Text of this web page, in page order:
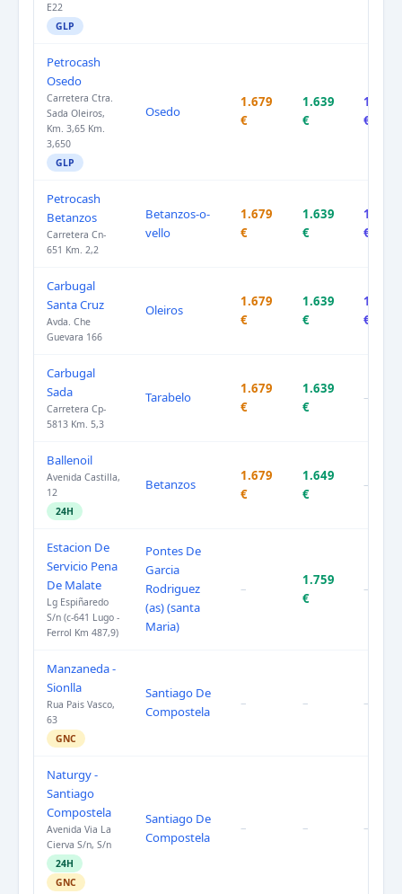
E22
GLP
Petrocash
Osedo
Carretera Ctra.
Sada Oleiros,
Km. 3,65 Km.
3,650
GLP
Osedo
1.679
€
1.639
€
1.779
€
Petrocash
Betanzos
Carretera Cn-
651 Km. 2,2
Betanzos-o-
vello
1.679
€
1.639
€
1.779
€
Carbugal
Santa Cruz
Avda. Che
Guevara 166
Oleiros
1.679
€
1.639
€
1.779
€
Carbugal
Sada
Carretera Cp-
5813 Km. 5,3
Tarabelo
1.679
€
1.639
€
–
Ballenoil
Avenida Castilla,
12
24H
Betanzos
1.679
€
1.649
€
–
Estacion De
Servicio Pena
De Malate
Lg Espiñaredo
S/n (c-641 Lugo -
Ferrol Km 487,9)
Pontes De
Garcia
Rodriguez
(as) (santa
Maria)
–
1.759
€
–
Manzaneda -
Sionlla
Rua Pais Vasco,
63
GNC
Santiago De
Compostela
– – –
Naturgy -
Santiago
Compostela
Avenida Via La
Cierva S/n, S/n
24H
GNC
Santiago De
Compostela
– – –